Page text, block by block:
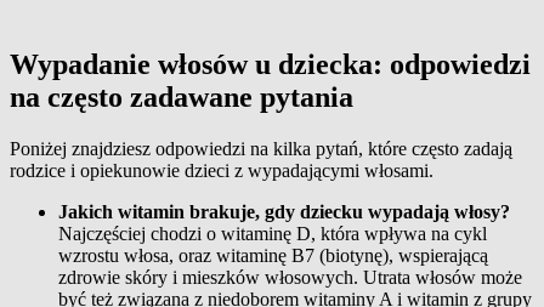
Wypadanie włosów u dziecka: odpowiedzi
na często zadawane pytania
Poniżej znajdziesz odpowiedzi na kilka pytań, które często zadają
rodzice i opiekunowie dzieci z wypadającymi włosami.
Jakich witamin brakuje, gdy dziecku wypadają włosy?
Najczęściej chodzi o witaminę D, która wpływa na cykl
wzrostu włosa, oraz witaminę B7 (biotynę), wspierającą
zdrowie skóry i mieszków włosowych. Utrata włosów może
być też związana z niedoborem witaminy A i witamin z grupy